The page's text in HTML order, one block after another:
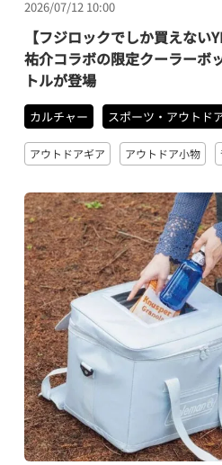
2026/07/12 10:00
【フジロックでしか買えない
祐介コラボの限定クーラーボ
トルが登場
カルチャー スポーツ・アウトド
アウトドアギア アウトドア小物